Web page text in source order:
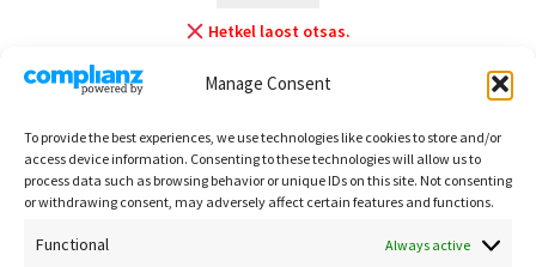
Manage Consent
To provide the best experiences, we use technologies like cookies to store and/or
access device information. Consenting to these technologies will allow us to
process data such as browsing behavior or unique IDs on this site. Not consenting
or withdrawing consent, may adversely affect certain features and functions.
Functional Always active
Hetkel laost otsas.
Kuvatakse kõik 2 tulemust